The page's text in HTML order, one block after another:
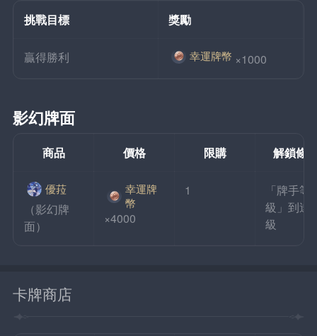
挑戰目標 獎勵
贏得勝利 幸運牌幣 ×1000
影幻牌面
商品 價格 限購 解鎖條
優菈
（影幻牌
面）
幸運牌
幣
×4000
1
「牌手等
級」到達5
級
卡牌商店